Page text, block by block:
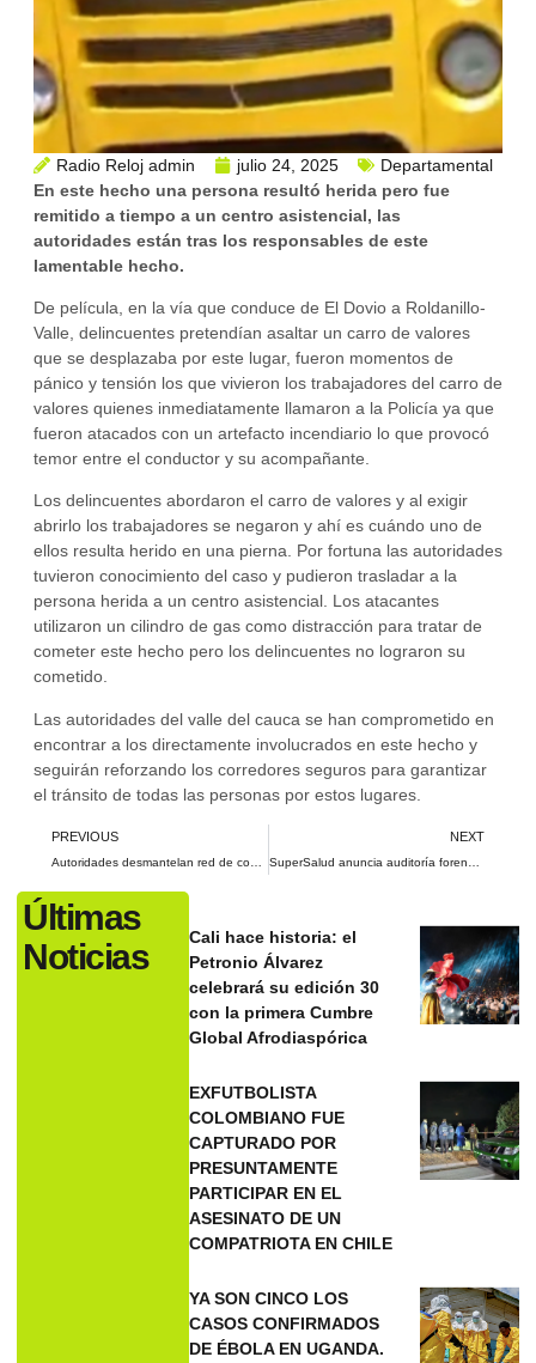
Radio Reloj admin julio 24, 2025
Departamental
En este hecho una persona resultó herida pero fue
remitido a tiempo a un centro asistencial, las
autoridades están tras los responsables de este
lamentable hecho.
De película, en la vía que conduce de El Dovio a Roldanillo-
Valle, delincuentes pretendían asaltar un carro de valores
que se desplazaba por este lugar, fueron momentos de
pánico y tensión los que vivieron los trabajadores del carro de
valores quienes inmediatamente llamaron a la Policía ya que
fueron atacados con un artefacto incendiario lo que provocó
temor entre el conductor y su acompañante.
Los delincuentes abordaron el carro de valores y al exigir
abrirlo los trabajadores se negaron y ahí es cuándo uno de
ellos resulta herido en una pierna. Por fortuna las autoridades
tuvieron conocimiento del caso y pudieron trasladar a la
persona herida a un centro asistencial. Los atacantes
utilizaron un cilindro de gas como distracción para tratar de
cometer este hecho pero los delincuentes no lograron su
cometido.
Las autoridades del valle del cauca se han comprometido en
encontrar a los directamente involucrados en este hecho y
seguirán reforzando los corredores seguros para garantizar
el tránsito de todas las personas por estos lugares.
PREVIOUS
Autoridades desmantelan red de contrabando y decomisan millonaria mercancía en Cali
NEXT
SuperSalud anuncia auditoría forense a Nueva EPS para revisar su manejo financiero
Últimas
Noticias
Cali hace historia: el
Petronio Álvarez
celebrará su edición 30
con la primera Cumbre
Global Afrodiaspórica
EXFUTBOLISTA
COLOMBIANO FUE
CAPTURADO POR
PRESUNTAMENTE
PARTICIPAR EN EL
ASESINATO DE UN
COMPATRIOTA EN CHILE
YA SON CINCO LOS
CASOS CONFIRMADOS
DE ÉBOLA EN UGANDA.